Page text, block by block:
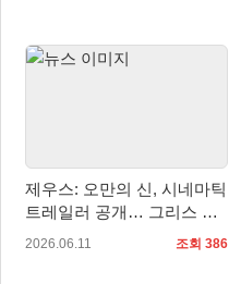
제우스: 오만의 신, 시네마틱
트레일러 공개… 그리스 신
화 기반 서사 예고
2026.06.11 조회 386